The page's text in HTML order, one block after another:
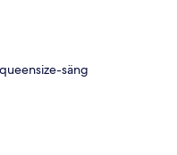
säng